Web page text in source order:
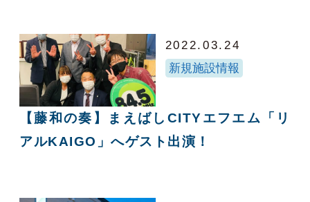
2022.03.24
新規施設情報
【藤和の奏】まえばしCITYエフエム「リ
アルKAIGO」へゲスト出演！